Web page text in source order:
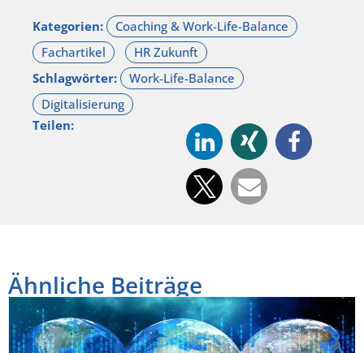
Kategorien:
Schlagwörter:
Teilen:
Ähnliche Beiträge